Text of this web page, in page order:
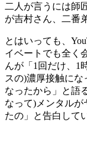
二人が言うには師
が吉村さん、二番
とはいっても、
イベートでも全く
んが「1回だけ、1
スの)濃厚接触に
なったから」と語
なって)メンタルが
たの」と告白して